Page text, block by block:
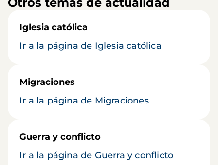
Iglesia católica
Ir a la página de Iglesia católica
Migraciones
Ir a la página de Migraciones
Guerra y conflicto
Ir a la página de Guerra y conflicto